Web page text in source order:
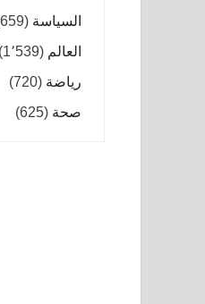
السياسة (659)
العالم (1٬539)
رياضة (720)
صحة (625)